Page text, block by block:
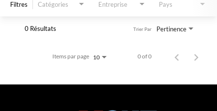
Filtres Catégories Entreprise Pays
0 Résultats Pertinence
Trier Par
Items par page 10 0 of 0